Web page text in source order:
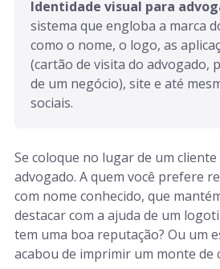
Identidade visual para
sistema que engloba a marca
como o nome, o logo, as
(cartão de visita do advogado,
de um negócio), site e até
sociais.
Se coloque no lugar de um
advogado. A quem você prefere
com nome conhecido, que
destacar com a ajuda de um
tem uma boa reputação? Ou um
acabou de imprimir um monte de